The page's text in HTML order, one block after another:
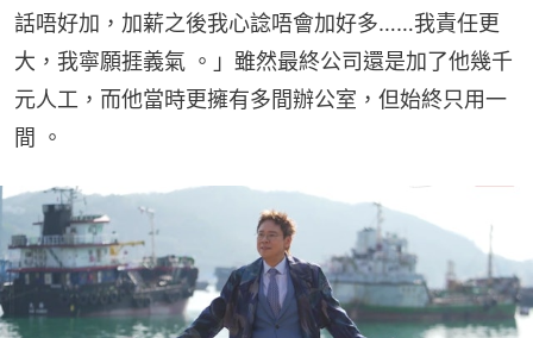
話唔好加，加薪之後我心諗唔會加好多……我責任更
大，我寧願捱義氣 。」雖然最終公司還是加了他幾千
元人工，而他當時更擁有多間辦公室，但始終只用一
間 。